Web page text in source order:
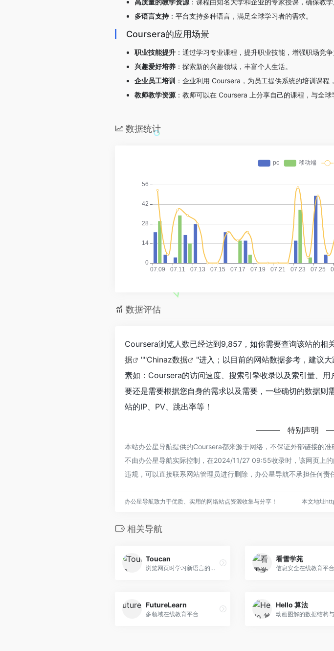
高质量的教学资源 ：课程由知名大学和企业的专家授课，确保教学
多语言支持 ：平台支持多种语言，满足全球学习者的需求。
Coursera的应用场景
职业技能提升 ：通过学习专业课程，提升职业技能，增强职场竞争
兴趣爱好培养 ：探索新的兴趣领域，丰富个人生活。
企业员工培训 ：企业利用 Coursera，为员工提供系统的培训课程
教师教学资源 ：教师可以在 Coursera 上分享自己的课程，与全球
数据统计
数据评估
Coursera浏览人数已经达到9,857，如你需要查询该站的相
据
""Chinaz数据
"进入；以目前的网站数据参考，建议
素如：Coursera的访问速度、搜索引擎收录以及索引量、
要还是需要根据您自身的需求以及需要，一些确切的数据
站的IP、PV、跳出率等！
特别声明
本站办公星导航提供的Coursera都来源于网络，不保证外部链接的
不由办公星导航实际控制，在2024/11/27 09:55收录时，该网页上
违规，可以直接联系网站管理员进行删除，办公星导航不承担任何责
办公星导航致力于优质、实用的网络站点资源收集与分享！ 本文地址
相关导航
Toucan
浏览网页时学习新语言的工具
看雪学苑
信息安全在线教育平台
FutureLearn
多领域在线教育平台
Hello 算法